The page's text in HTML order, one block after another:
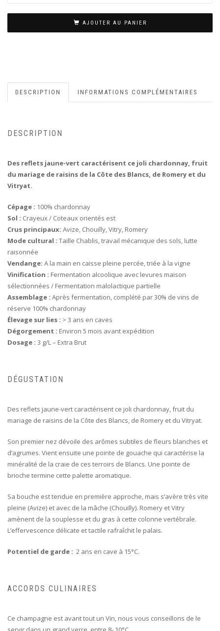
AJOUTER AU PANIER
DESCRIPTION INFORMATIONS COMPLÉMENTAIRES
DESCRIPTION
Des reflets jaune-vert caractérisent ce joli chardonnay, fruit
du mariage de raisins de la Côte des Blancs, de Romery et du
Vitryat.
Cépage : 100% chardonnay
Sol : Crayeux / Coteaux orientés est
Crus principaux: Avize, Chouilly, Vitry, Romery
Mode cultural : Taille Chablis, travail mécanique des sols, lutte
raisonnée
Vendange: A la main en caisse pleine percée, triée à la vigne
Vinification : Fermentation alcoolique avec levures maison
sélectionnées / Fermentation malolactique partielle
Assemblage : Après fermentation, complété par 30% de vins de
réserve 100% chardonnay
Élevage sur lies : > 3 ans en caves
Dégorgement : Environ 5 mois avant expédition
Dosage : 3 g/L – Extra Brut
DÉGUSTATION
Des reflets jaune-vert caractérisent ce joli chardonnay, fruit du
mariage de raisins de la Côte des Blancs, de Romery et du Vitryat.
Son premier nez dévoile des arômes subtiles de fleurs blanches et
d’agrumes. Vient ensuite une pointe de gouache qui caractérise la
minéralité de la craie de ces terroirs de Blancs. Une pointe de
brioche termine cette palette aromatique.
Sa bouche est tendue en première approche, mais s’avère très vite
pleine (Avize) et avec de la mâche (Chouilly). Romery et Vitry
amènent de la souplesse et du gras à cette colonne vertébrale.
L’effervescence délicate et tactile rafraîchit le palais.
Potentiel de garde : 2 ans en cave à 15°C.
ACCORDS CULINAIRES
Ce champagne est avant tout un Vin, nous vous conseillons de le